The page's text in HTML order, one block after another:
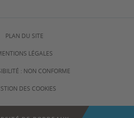
PLAN DU SITE
LÉGALES
: NON CONFORME
DES COOKIES